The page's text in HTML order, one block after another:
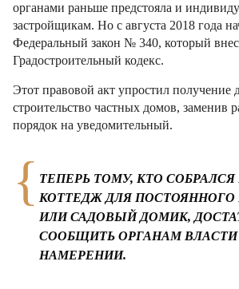
органами раньше предстояла и
застройщикам. Но c августа 2018 года
Федеральный закон № 340, который
Градостроительный кодекс.
Этот правовой акт упростил получение
строительство частных домов, заменив
порядок на уведомительный.
ТЕПЕРЬ ТОМУ, КТО СОБРАЛСЯ
КОТТЕДЖ ДЛЯ
ИЛИ САДОВЫЙ ДОМИК,
СООБЩИТЬ ОРГАНАМ
НАМЕРЕНИИ.